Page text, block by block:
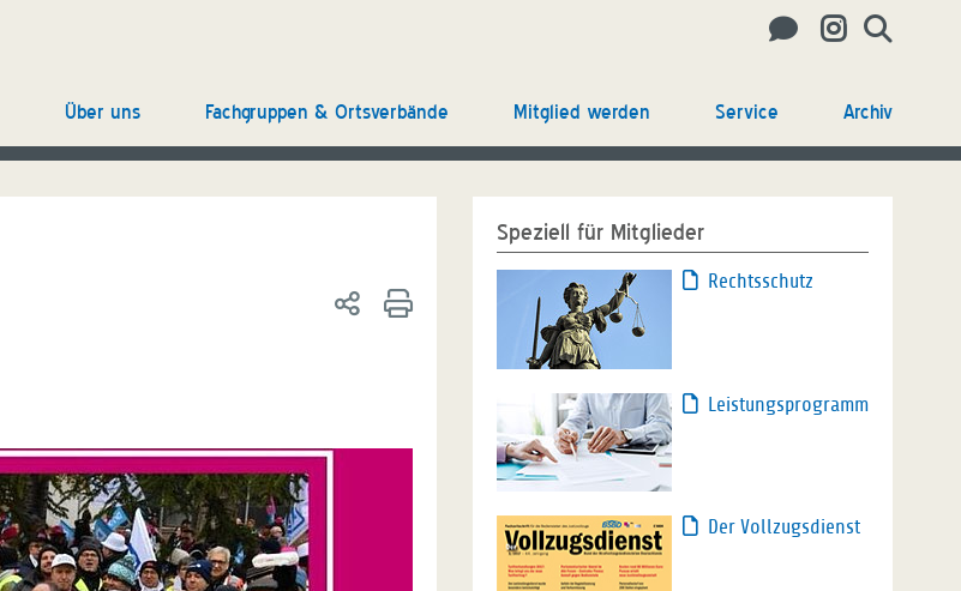
Über uns Fachgruppen & Ortsverbände Mitglied werden Service Archiv
Speziell für Mitglieder
Rechtsschutz
Leistungsprogramm
Der Vollzugsdienst